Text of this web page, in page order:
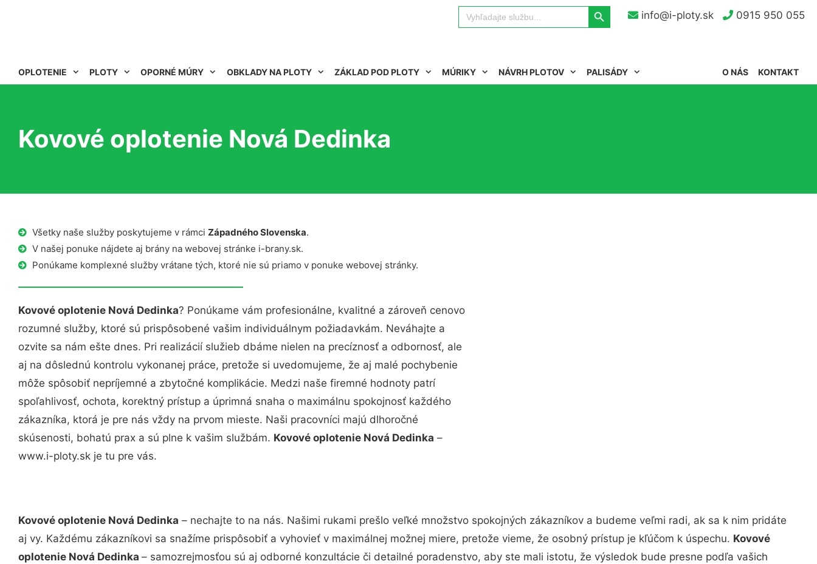
info@i-ploty.sk 0915 950 055
Search
for:
Search Button
OPLOTENIE PLOTY OPORNÉ MÚRY OBKLADY NA PLOTY ZÁKLAD POD PLOTY MÚRIKY NÁVRH PLOTOV PALISÁDY KONTAKT
O NÁS
Kovové oplotenie Nová Dedinka
Všetky naše služby poskytujeme v rámci Západného Slovenska.
V našej ponuke nájdete aj brány na webovej stránke i-brany.sk.
Ponúkame komplexné služby vrátane tých, ktoré nie sú priamo v ponuke webovej stránky.
Kovové oplotenie Nová Dedinka? Ponúkame vám profesionálne, kvalitné a zároveň cenovo
rozumné služby, ktoré sú prispôsobené vašim individuálnym požiadavkám. Neváhajte a
ozvite sa nám ešte dnes. Pri realizácií služieb dbáme nielen na precíznosť a odbornosť, ale
aj na dôslednú kontrolu vykonanej práce, pretože si uvedomujeme, že aj malé pochybenie
môže spôsobiť nepríjemné a zbytočné komplikácie. Medzi naše firemné hodnoty patrí
spoľahlivosť, ochota, korektný prístup a úprimná snaha o maximálnu spokojnosť každého
zákazníka, ktorá je pre nás vždy na prvom mieste. Naši pracovníci majú dlhoročné
skúsenosti, bohatú prax a sú plne k vašim službám. Kovové oplotenie Nová Dedinka –
www.i-ploty.sk je tu pre vás.
Kovové oplotenie Nová Dedinka – nechajte to na nás. Našimi rukami prešlo veľké množstvo spokojných zákazníkov a budeme veľmi radi, ak sa k nim pridáte
aj vy. Každému zákazníkovi sa snažíme prispôsobiť a vyhovieť v maximálnej možnej miere, pretože vieme, že osobný prístup je kľúčom k úspechu. Kovové
oplotenie Nová Dedinka – samozrejmosťou sú aj odborné konzultácie či detailné poradenstvo, aby ste mali istotu, že výsledok bude presne podľa vašich